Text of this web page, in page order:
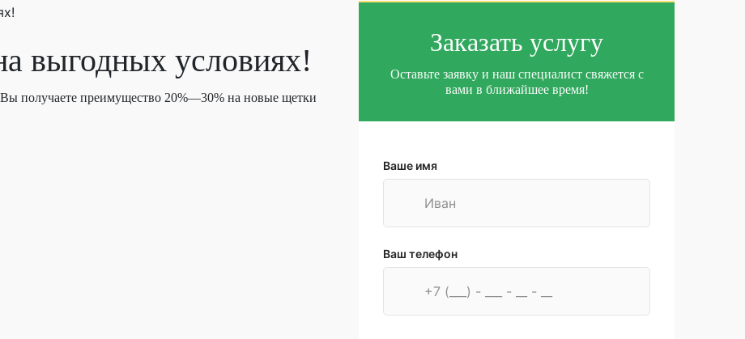
выгодных условиях!
Вы получаете преимущество 20%—30% на новые щетки
Заказать услугу
Оставьте заявку и наш специалист свяжется с
вами в ближайшее время!
Ваше имя
Ваш телефон